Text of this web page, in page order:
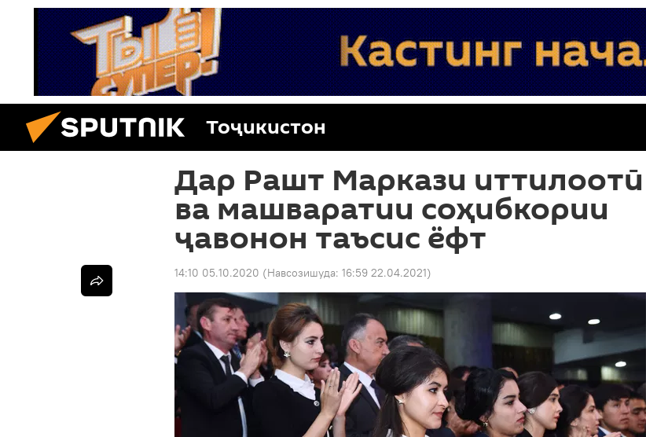
Тоҷикистон
Дар Рашт Маркази иттилоотӣ
ва машваратии соҳибкории
ҷавонон таъсис ёфт
14:10 05.10.2020 (Навсозишуда: 16:59 22.04.2021)